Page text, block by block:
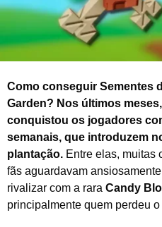
Como conseguir Sementes
Garden? Nos últimos
conquistou os jogadores
semanais, que introduzem
plantação. Entre elas, muitas
fãs aguardavam
rivalizar com a rara Candy
principalmente quem perdeu